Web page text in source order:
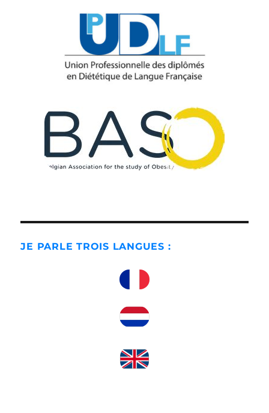
JE PARLE TROIS LANGUES :